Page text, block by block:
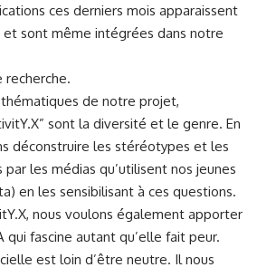
ces derniers mois apparaissent
sont même intégrées dans notre
de notre projet,
sont la diversité et le genre. En
déconstruire les stéréotypes et les
les médias qu’utilisent nos jeunes
en les sensibilisant à ces questions.
nous voulons également apporter
qui fascine autant qu’elle fait peur.
est loin d’être neutre. Il nous